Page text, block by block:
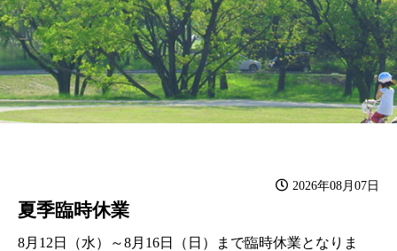
2026年08月07日
夏季臨時休業
8月12日（水）～8月16日（日）まで臨時休業となりま